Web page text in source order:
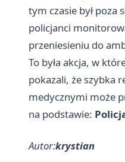
tym czasie był poza
policjanci
przeniesieniu do
To była akcja, w
pokazali, że szybka
medycznymi może
na podstawie:
Autor:krystian